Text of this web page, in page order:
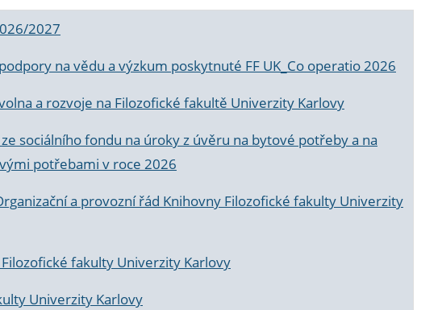
2027
na vědu a výzkum poskytnuté FF UK_Co operatio 2026
a rozvoje na Filozofické fakultě Univerzity Karlovy
sociálního fondu na úroky z úvěru na bytové potřeby a na
potřebami v roce 2026
a provozní řád Knihovny Filozofické fakulty Univerzity
fakulty Univerzity Karlovy
Univerzity Karlovy